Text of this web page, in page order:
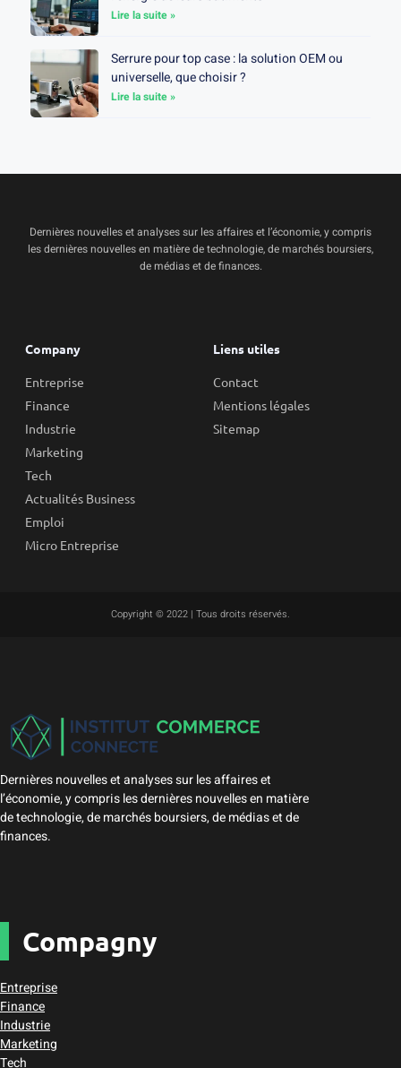
Lire la suite »
Serrure pour top case : la solution OEM ou
universelle, que choisir ?
Lire la suite »
Dernières nouvelles et analyses sur les affaires et l’économie, y compris
les dernières nouvelles en matière de technologie, de marchés boursiers,
de médias et de finances.
Company
Entreprise
Finance
Industrie
Marketing
Tech
Actualités Business
Emploi
Micro Entreprise
Liens utiles
Contact
Mentions légales
Sitemap
Copyright © 2022 | Tous droits réservés.
Dernières nouvelles et analyses sur les affaires et
l’économie, y compris les dernières nouvelles en matière
de technologie, de marchés boursiers, de médias et de
finances.
Compagny
Entreprise
Finance
Industrie
Marketing
Tech